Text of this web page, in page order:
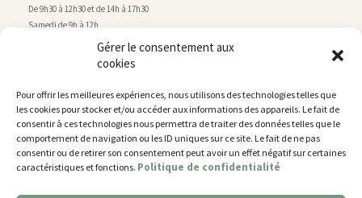
Gérer le consentement aux
cookies
Pour offrir les meilleures expériences, nous utilisons des technologies telles que
les cookies pour stocker et/ou accéder aux informations des appareils. Le fait de
consentir à ces technologies nous permettra de traiter des données telles que le
comportement de navigation ou les ID uniques sur ce site. Le fait de ne pas
consentir ou de retirer son consentement peut avoir un effet négatif sur certaines
caractéristiques et fonctions. Politique de confidentialité
De 9h30 à 12h30 et de 14h à 17h30
Samedi de 9h à 12h
Service technique
rue de Montry–77700 Chessy
Tél. 01 60 43 52 63
Horaires d’ouverture
Lundi, mardi et jeudi
De 9h à 11h45 et de 14h30 à 17h30